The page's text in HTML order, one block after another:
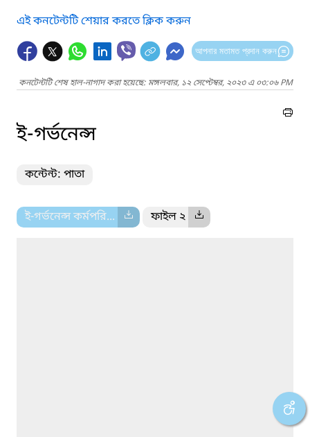
এই কনটেন্টটি শেয়ার করতে ক্লিক করুন
আপনার মতামত প্রদান করুন
কনটেন্টটি শেষ হাল-নাগাদ করা হয়েছে: মঙ্গলবার, ১২ সেপ্টেম্বর, ২০২৩ এ ০৩:০৬ PM
ই-গর্ভনেন্স
কন্টেন্ট: পাতা
ই-গর্ভনেন্স কর্মপরি... ফাইল ২